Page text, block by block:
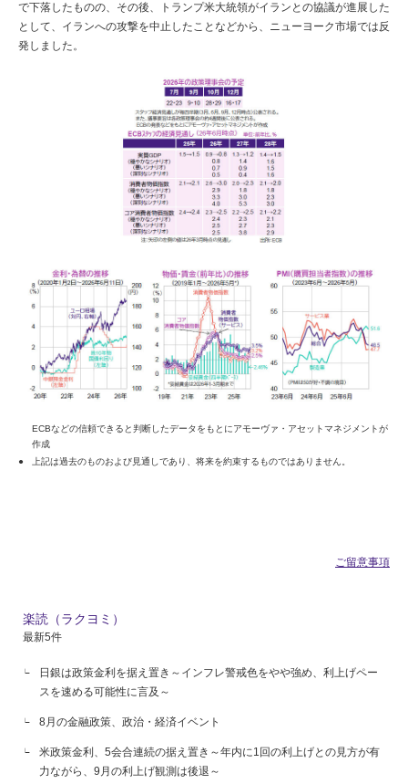
楽読（ラクヨミ）
最新5件
日銀は政策金利を据え置き～インフレ警戒色をやや強め、利上げペー
スを速める可能性に言及～
8月の金融政策、政治・経済イベント
米政策金利、5会合連続の据え置き～年内に1回の利上げとの見方が有
力ながら、9月の利上げ観測は後退～
で下落したものの、その後、トランプ米大統領がイランとの協議が進展した
として、イランへの攻撃を中止したことなどから、ニューヨーク市場では反
発しました。
ECBなどの信頼できると判断したデータをもとにアモーヴァ・アセットマネジメントが
作成
上記は過去のものおよび見通しであり、将来を約束するものではありません。
ご留意事項